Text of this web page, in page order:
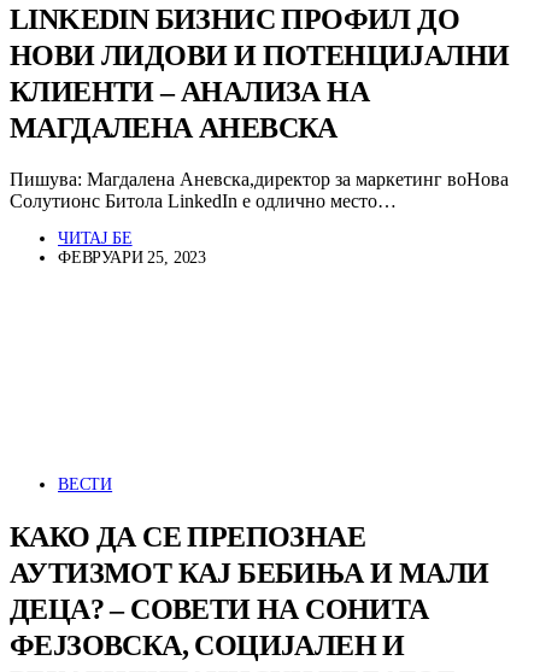
LINKEDIN БИЗНИС ПРОФИЛ ДО
НОВИ ЛИДОВИ И ПОТЕНЦИЈАЛНИ
КЛИЕНТИ – АНАЛИЗА НА
МАГДАЛЕНА АНЕВСКА
Пишува: Магдалена Аневска,директор за маркетинг воНова
Солутионс Битола LinkedIn е одлично место…
ЧИТАЈ БЕ
ФЕВРУАРИ 25, 2023
ВЕСТИ
КАКО ДА СЕ ПРЕПОЗНАЕ
АУТИЗМОТ КАЈ БЕБИЊА И МАЛИ
ДЕЦА? – СОВЕТИ НА СОНИТА
ФЕЈЗОВСКА, СОЦИЈАЛЕН И